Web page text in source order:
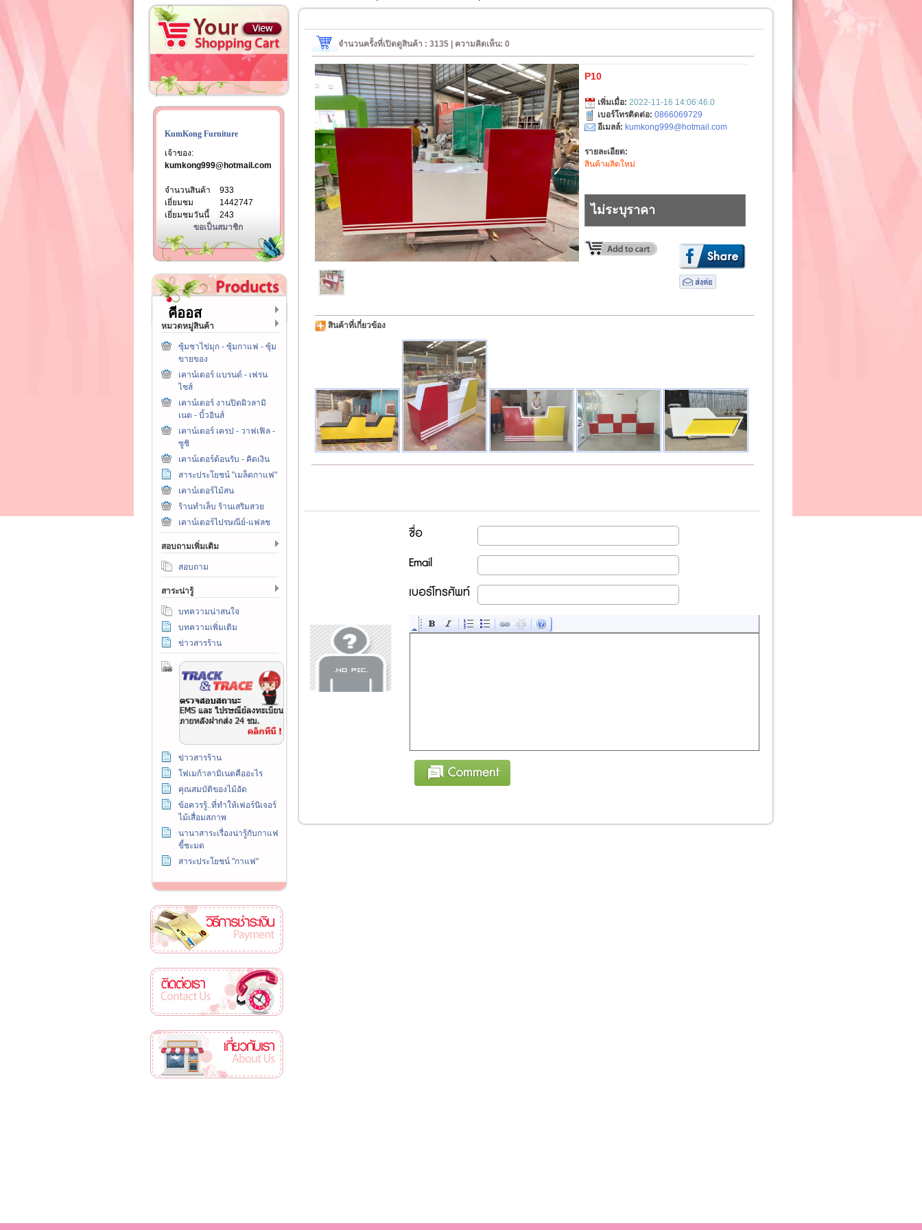
KumKong Furniture
เจ้าของ:
kumkong999@hotmail.com
จำนวนสินค้า
933
เยี่ยมชม
1442747
เยี่ยมชมวันนี้
243
ขอเป็นสมาชิก
คีออส
หมวดหมู่สินค้า
ซุ้มชาไข่มุก - ซุ้มกาแฟ - ซุ้ม
ขายของ
เคาน์เตอร์ แบรนด์ - เฟรน
ไชส์
เคาน์เตอร์ งานปิดผิวลามิ
เนต - บิ้วอินส์
เคาน์เตอร์ เครป - วาฟเฟิล -
ซูชิ
เคาน์เตอร์ต้อนรับ - คิดเงิน
สาระประโยชน์ "เมล็ดกาแฟ"
เคาน์เตอร์ไม้สน
ร้านทำเล็บ ร้านเสริมสวย
เคาน์เตอร์ไปรษณีย์-แฟลช
สอบถามเพิ่มเติม
สอบถาม
สาระน่ารู้
บทความน่าสนใจ
บทความเพิ่มเติม
ข่าวสารร้าน
ข่าวสารร้าน
โฟเมก้าลามิเนตคืออะไร
คุณสมบัติของไม้อัด
ข้อควรรู้..ที่ทำให้เฟอร์นิเจอร์
ไม้เสื่อมสภาพ
นานาสาระเรื่องน่ารู้กับกาแฟ
ขี้ชะมด
สาระประโยชน์ "กาแฟ"
จำนวนครั้งที่เปิดดูสินค้า : 3135 | ความคิดเห็น: 0
P10
เพิ่มเมื่อ: 2022-11-16 14:06:46.0
เบอร์โทรติดต่อ: 0866069729
อีเมลล์: kumkong999@hotmail.com
รายละเอียด:
สินค้าผลิตใหม่
ไม่ระบุราคา
สินค้าที่เกี่ยวข้อง
ชื่อ
Email
เบอร์โทรศัพท์